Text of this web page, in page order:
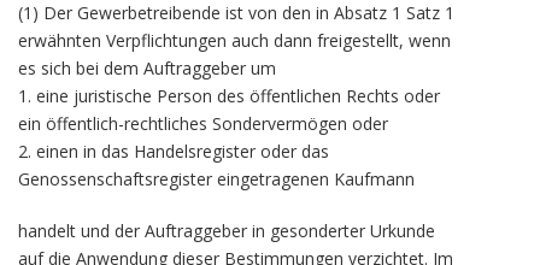
(1) Der Gewerbetreibende ist von den in Absatz 1 Satz 1
erwähnten Verpflichtungen auch dann freigestellt, wenn
es sich bei dem Auftraggeber um
1. eine juristische Person des öffentlichen Rechts oder
ein öffentlich-rechtliches Sondervermögen oder
2. einen in das Handelsregister oder das
Genossenschaftsregister eingetragenen Kaufmann
handelt und der Auftraggeber in gesonderter Urkunde
auf die Anwendung dieser Bestimmungen verzichtet. Im